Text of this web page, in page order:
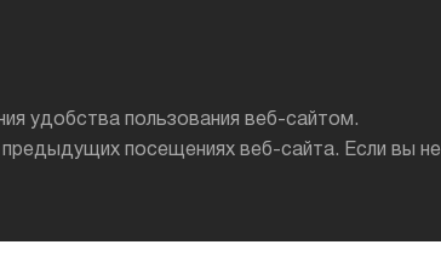
удобства пользования веб-сайтом.
посещениях веб-сайта. Если вы не